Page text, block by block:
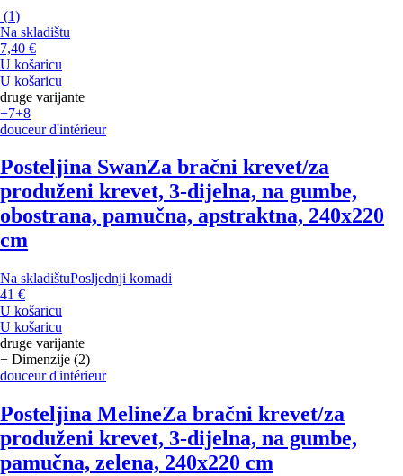
(1)
Na skladištu
7,40 €
U košaricu
U košaricu
druge varijante
+7+8
douceur d'intérieur
Posteljina SwanZa bračni krevet/za
produženi krevet, 3-dijelna, na gumbe,
obostrana, pamučna, apstraktna, 240x220
cm
Na skladištuPosljednji komadi
41 €
U košaricu
U košaricu
druge varijante
+ Dimenzije (2)
douceur d'intérieur
Posteljina MelineZa bračni krevet/za
produženi krevet, 3-dijelna, na gumbe,
pamučna, zelena, 240x220 cm